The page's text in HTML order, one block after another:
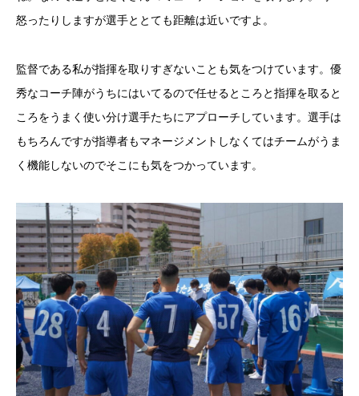
怒ったりしますが選手ととても距離は近いですよ。
監督である私が指揮を取りすぎないことも気をつけています。 優
秀なコーチ陣がうちにはいてるので任せるところと指揮を取ると
ころをうまく使い分け選手たちにアプローチしています。選手は
もちろんですが指導者もマネージメントしなくてはチームがうま
く機能しないのでそこにも気をつかっています。